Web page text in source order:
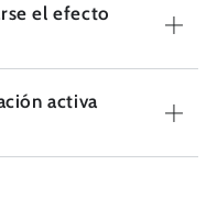
el efecto
activa